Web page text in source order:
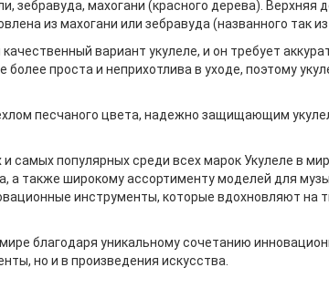
зебравуда, махогани (красного дерева).
из махогани или зебравуда (названного так
вариант укулеле, и он требует
проста и неприхотлива в уходе, поэтому
песчаного цвета, надежно защищающим
самых популярных среди всех марок Укулеле в
а также широкому ассортименту моделей для
инструменты, которые вдохновляют на
благодаря уникальному сочетанию
но и в произведения искусства.